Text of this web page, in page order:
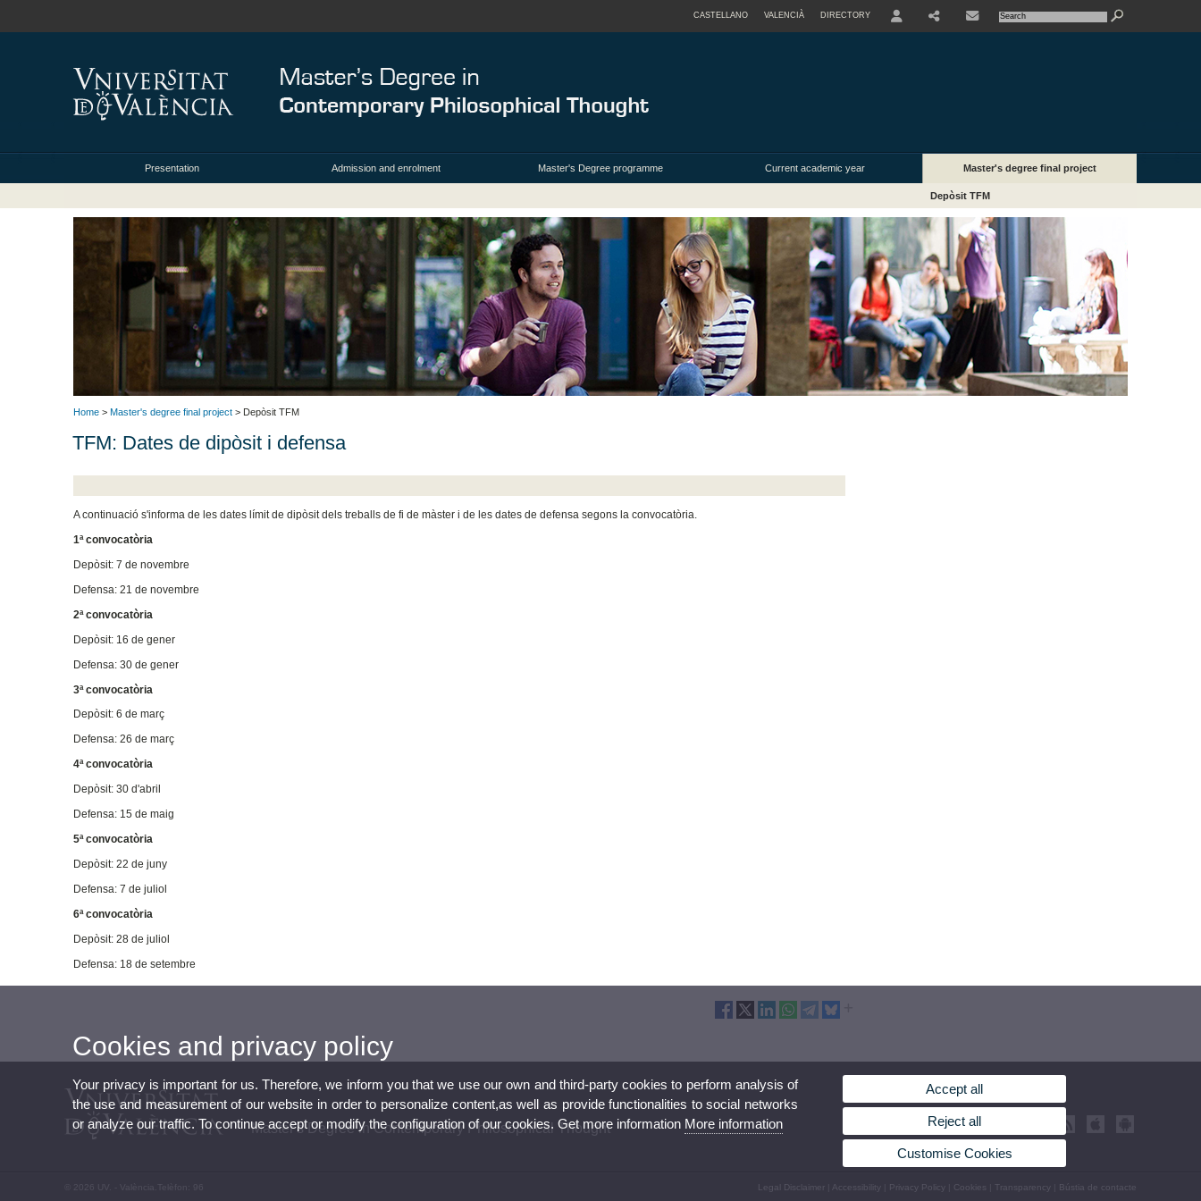
CASTELLANO VALENCIÀ DIRECTORY
Presentation Admission and enrolment Master's Degree programme Current academic year Master's degree final project
Depòsit TFM
Home > Master's degree final project > Depòsit TFM
TFM: Dates de dipòsit i defensa
A continuació s'informa de les dates límit de dipòsit dels treballs de fi de màster i de les dates de defensa segons la convocatòria.
1ª convocatòria
Depòsit: 7 de novembre
Defensa: 21 de novembre
2ª convocatòria
Depòsit: 16 de gener
Defensa: 30 de gener
3ª convocatòria
Depòsit: 6 de març
Defensa: 26 de març
4ª convocatòria
Depòsit: 30 d'abril
Defensa: 15 de maig
5ª convocatòria
Depòsit: 22 de juny
Defensa: 7 de juliol
6ª convocatòria
Depòsit: 28 de juliol
Defensa: 18 de setembre
Master's Degree in Contemporary Philosophical Thought
© 2026 UV. - València.Telèfon: 96 Legal Disclaimer Accessibility Privacy Policy Cookies Transparency Bústia de contacte
Cookies and privacy policy
Your privacy is important for us. Therefore, we inform you that we use our own and third-party cookies to perform analysis of
the use and measurement of our website in order to personalize content,as well as provide functionalities to social networks
or analyze our traffic. To continue accept or modify the configuration of our cookies. Get more information More information
Accept all
Reject all
Customise Cookies